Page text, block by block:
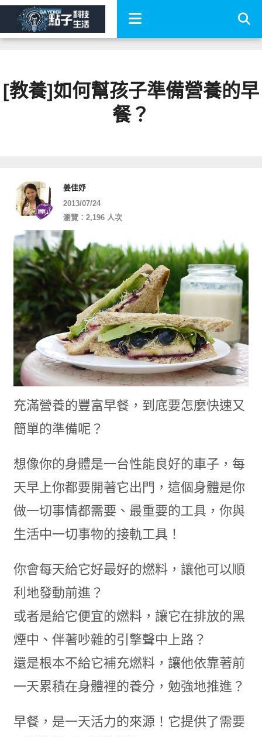
[教養]如何幫孩子準備營養的早
餐？
姜佳妤
2013/07/24
瀏覽：2,196 人次
充滿營養的豐富早餐，到底要怎麼快速又
簡單的準備呢？
想像你的身體是一台性能良好的車子，每
天早上你都要開著它出門，這個身體是你
做一切事情都需要、最重要的工具，你與
生活中一切事物的接軌工具！
你會每天給它好最好的燃料，讓他可以順
利地發動前進？
或者是給它便宜的燃料，讓它在排放的黑
煙中、伴著吵雜的引擎聲中上路？
還是根本不給它補充燃料，讓他依靠著前
一天累積在身體裡的養分，勉強地推進？
早餐，是一天活力的來源！它提供了需要